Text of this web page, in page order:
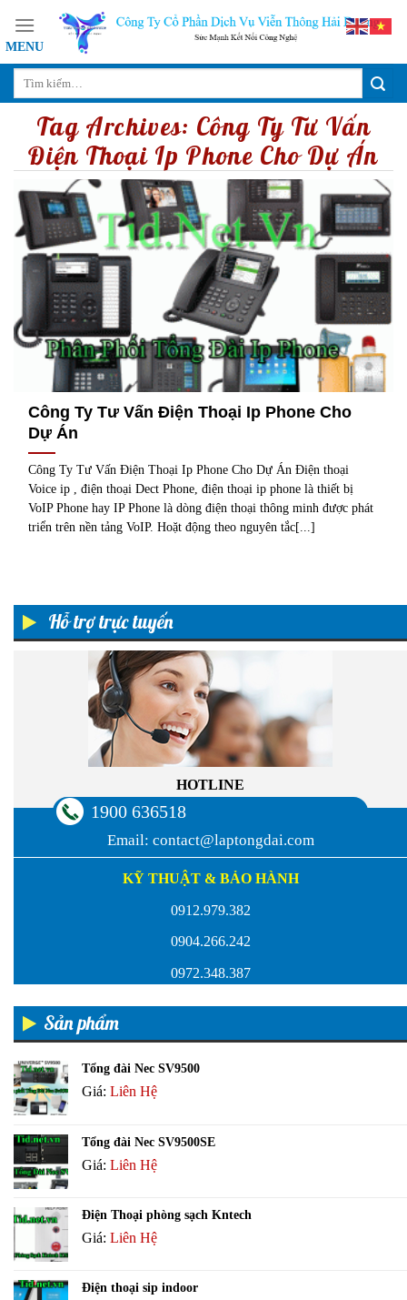
content
Tag Archives: Công Ty Tư Vấn
Điện Thoại Ip Phone Cho Dự Án
Hỗ trợ trực tuyến
HOTLINE
1900 636518
Email: contact@laptongdai.com
KỸ THUẬT & BẢO HÀNH
0912.979.382
0904.266.242
0972.348.387
Sản phẩm
Tổng đài Nec SV9500
Giá: Liên Hệ
Tổng đài Nec SV9500SE
Giá: Liên Hệ
Điện Thoại phòng sạch Kntech
Giá: Liên Hệ
Điện thoại sip indoor
Công Ty Tư Vấn Điện Thoại Ip Phone Cho
Dự Án
Công Ty Tư Vấn Điện Thoại Ip Phone Cho Dự Án Điện thoại
Voice ip , điện thoại Dect Phone, điện thoại ip phone là thiết bị
VoIP Phone hay IP Phone là dòng điện thoại thông minh được phát
triển trên nền tảng VoIP. Hoặt động theo nguyên tắc[...]